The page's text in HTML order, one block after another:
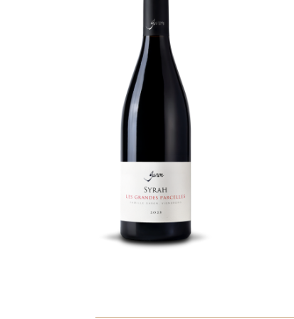
Les grandes
parcelles
Provenant de nos parcelles
situées sur les hauteurs. Une
belle introduction aux Syrah de
la vallée du Rhône Nord. Fruits
rouge et violette au nez, belle
DEMANDE
D'INFORMATIONS